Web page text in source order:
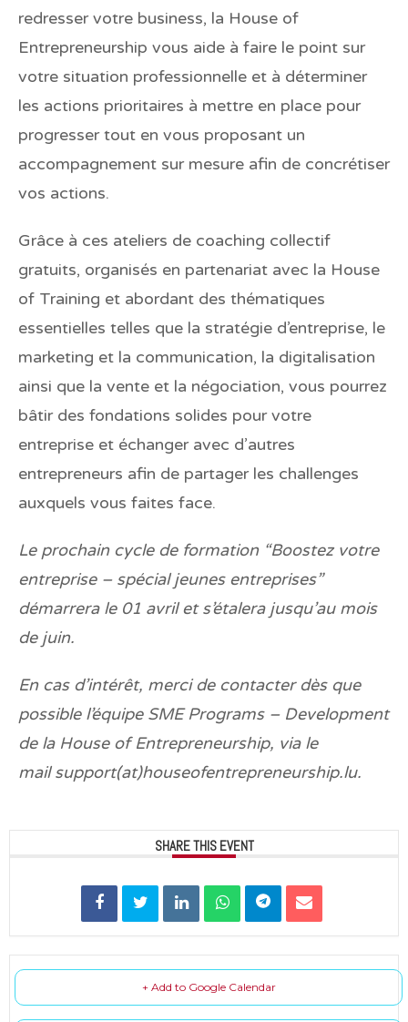
redresser votre business, la House of
Entrepreneurship vous aide à faire le point sur
votre situation professionnelle et à déterminer
les actions prioritaires à mettre en place pour
progresser tout en vous proposant un
accompagnement sur mesure afin de concrétiser
vos actions.
Grâce à ces ateliers de coaching collectif
gratuits, organisés en partenariat avec la House
of Training et abordant des thématiques
essentielles telles que la stratégie d’entreprise, le
marketing et la communication, la digitalisation
ainsi que la vente et la négociation, vous pourrez
bâtir des fondations solides pour votre
entreprise et échanger avec d’autres
entrepreneurs afin de partager les challenges
auxquels vous faites face.
Le prochain cycle de formation “Boostez votre
entreprise – spécial jeunes entreprises”
démarrera le 01 avril et s’étalera jusqu’au mois
de juin.
En cas d’intérêt, merci de contacter dès que
possible l’équipe SME Programs – Development
de la House of Entrepreneurship, via le
mail support(at)houseofentrepreneurship.lu.
SHARE THIS EVENT
+ Add to Google Calendar